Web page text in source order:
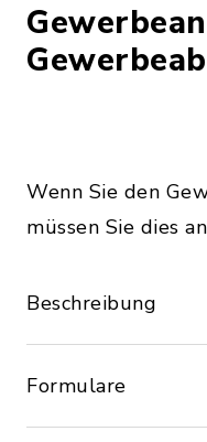
Wenn Sie den
müssen Sie dies
Beschreibung
Formulare